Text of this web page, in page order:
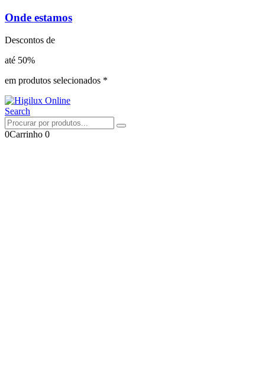
Onde estamos
Descontos de
até 50%
em produtos selecionados *
Search
0Carrinho 0